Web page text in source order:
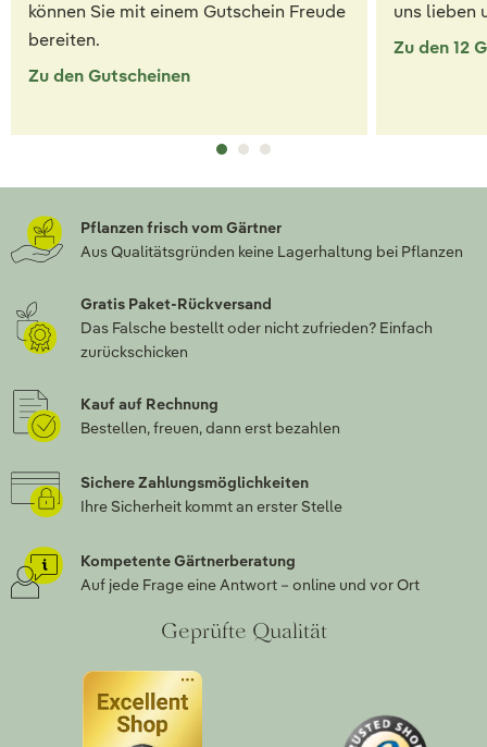
können Sie mit einem Gutschein Freude
bereiten.
Zu den Gutscheinen
uns lieben
Zu den 12
Pflanzen frisch vom Gärtner
Aus Qualitätsgründen keine Lagerhaltung bei Pflanzen
Gratis Paket-Rückversand
Das Falsche bestellt oder nicht zufrieden? Einfach
zurückschicken
Kauf auf Rechnung
Bestellen, freuen, dann erst bezahlen
Sichere Zahlungsmöglichkeiten
Ihre Sicherheit kommt an erster Stelle
Kompetente Gärtnerberatung
Auf jede Frage eine Antwort – online und vor Ort
Geprüfte Qualität